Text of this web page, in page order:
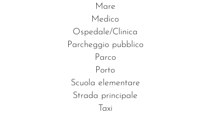
Mare
Medico
Ospedale/Clinica
Parcheggio pubblico
Parco
Porto
Scuola elementare
Strada principale
Taxi